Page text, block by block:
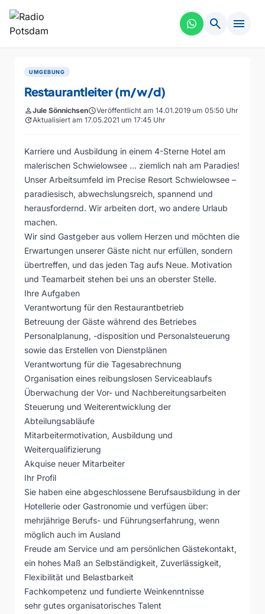
search menu
UMGEBUNG
Restaurantleiter (m/w/d)
personJule SönnichsenscheduleVeröffentlicht am 14.01.2019 um 05:50 Uhr
updateAktualisiert am 17.05.2021 um 17:45 Uhr
Karriere und Ausbildung in einem 4-Sterne Hotel am
malerischen Schwielowsee … ziemlich nah am Paradies!
Unser Arbeitsumfeld im Precise Resort Schwielowsee –
paradiesisch, abwechslungsreich, spannend und
herausfordernd. Wir arbeiten dort, wo andere Urlaub
machen.
Wir sind Gastgeber aus vollem Herzen und möchten die
Erwartungen unserer Gäste nicht nur erfüllen, sondern
übertreffen, und das jeden Tag aufs Neue. Motivation
und Teamarbeit stehen bei uns an oberster Stelle.
Ihre Aufgaben
Verantwortung für den Restaurantbetrieb
Betreuung der Gäste während des Betriebes
Personalplanung, -disposition und Personalsteuerung
sowie das Erstellen von Dienstplänen
Verantwortung für die Tagesabrechnung
Organisation eines reibungslosen Serviceablaufs
Überwachung der Vor- und Nachbereitungsarbeiten
Steuerung und Weiterentwicklung der
Abteilungsabläufe
Mitarbeitermotivation, Ausbildung und
Weiterqualifizierung
Akquise neuer Mitarbeiter
Ihr Profil
Sie haben eine abgeschlossene Berufsausbildung in der
Hotellerie oder Gastronomie und verfügen über:
mehrjährige Berufs- und Führungserfahrung, wenn
möglich auch im Ausland
Freude am Service und am persönlichen Gästekontakt,
ein hohes Maß an Selbständigkeit, Zuverlässigkeit,
Flexibilität und Belastbarkeit
Fachkompetenz und fundierte Weinkenntnisse
sehr gutes organisatorisches Talent